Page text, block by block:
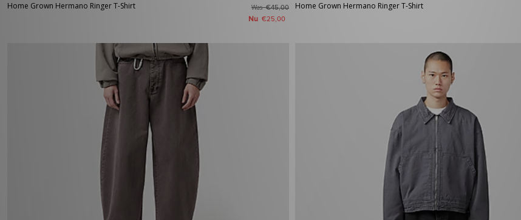
Home Grown Hermano Ringer T-Shirt Was€45,00
Nu €25,00
Home Grown Hermano Ringer T-Shirt